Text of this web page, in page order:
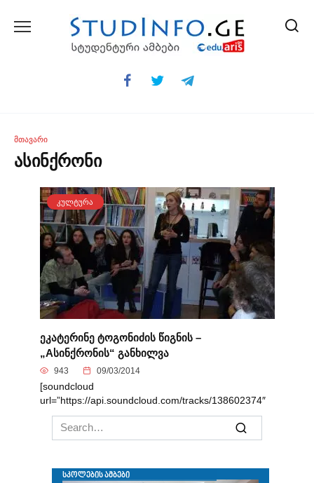
ᲛᲗᲐᲕᲐᲠᲘ
ასინქრონი
ᲙᲣᲚᲢᲣᲠᲐ
ეკატერინე ტოგონიძის წიგნის –
„Aსინქრონის“ განხილვა
943 09/03/2014
[soundcloud
url=”https://api.soundcloud.com/tracks/138602374″
Search
for: